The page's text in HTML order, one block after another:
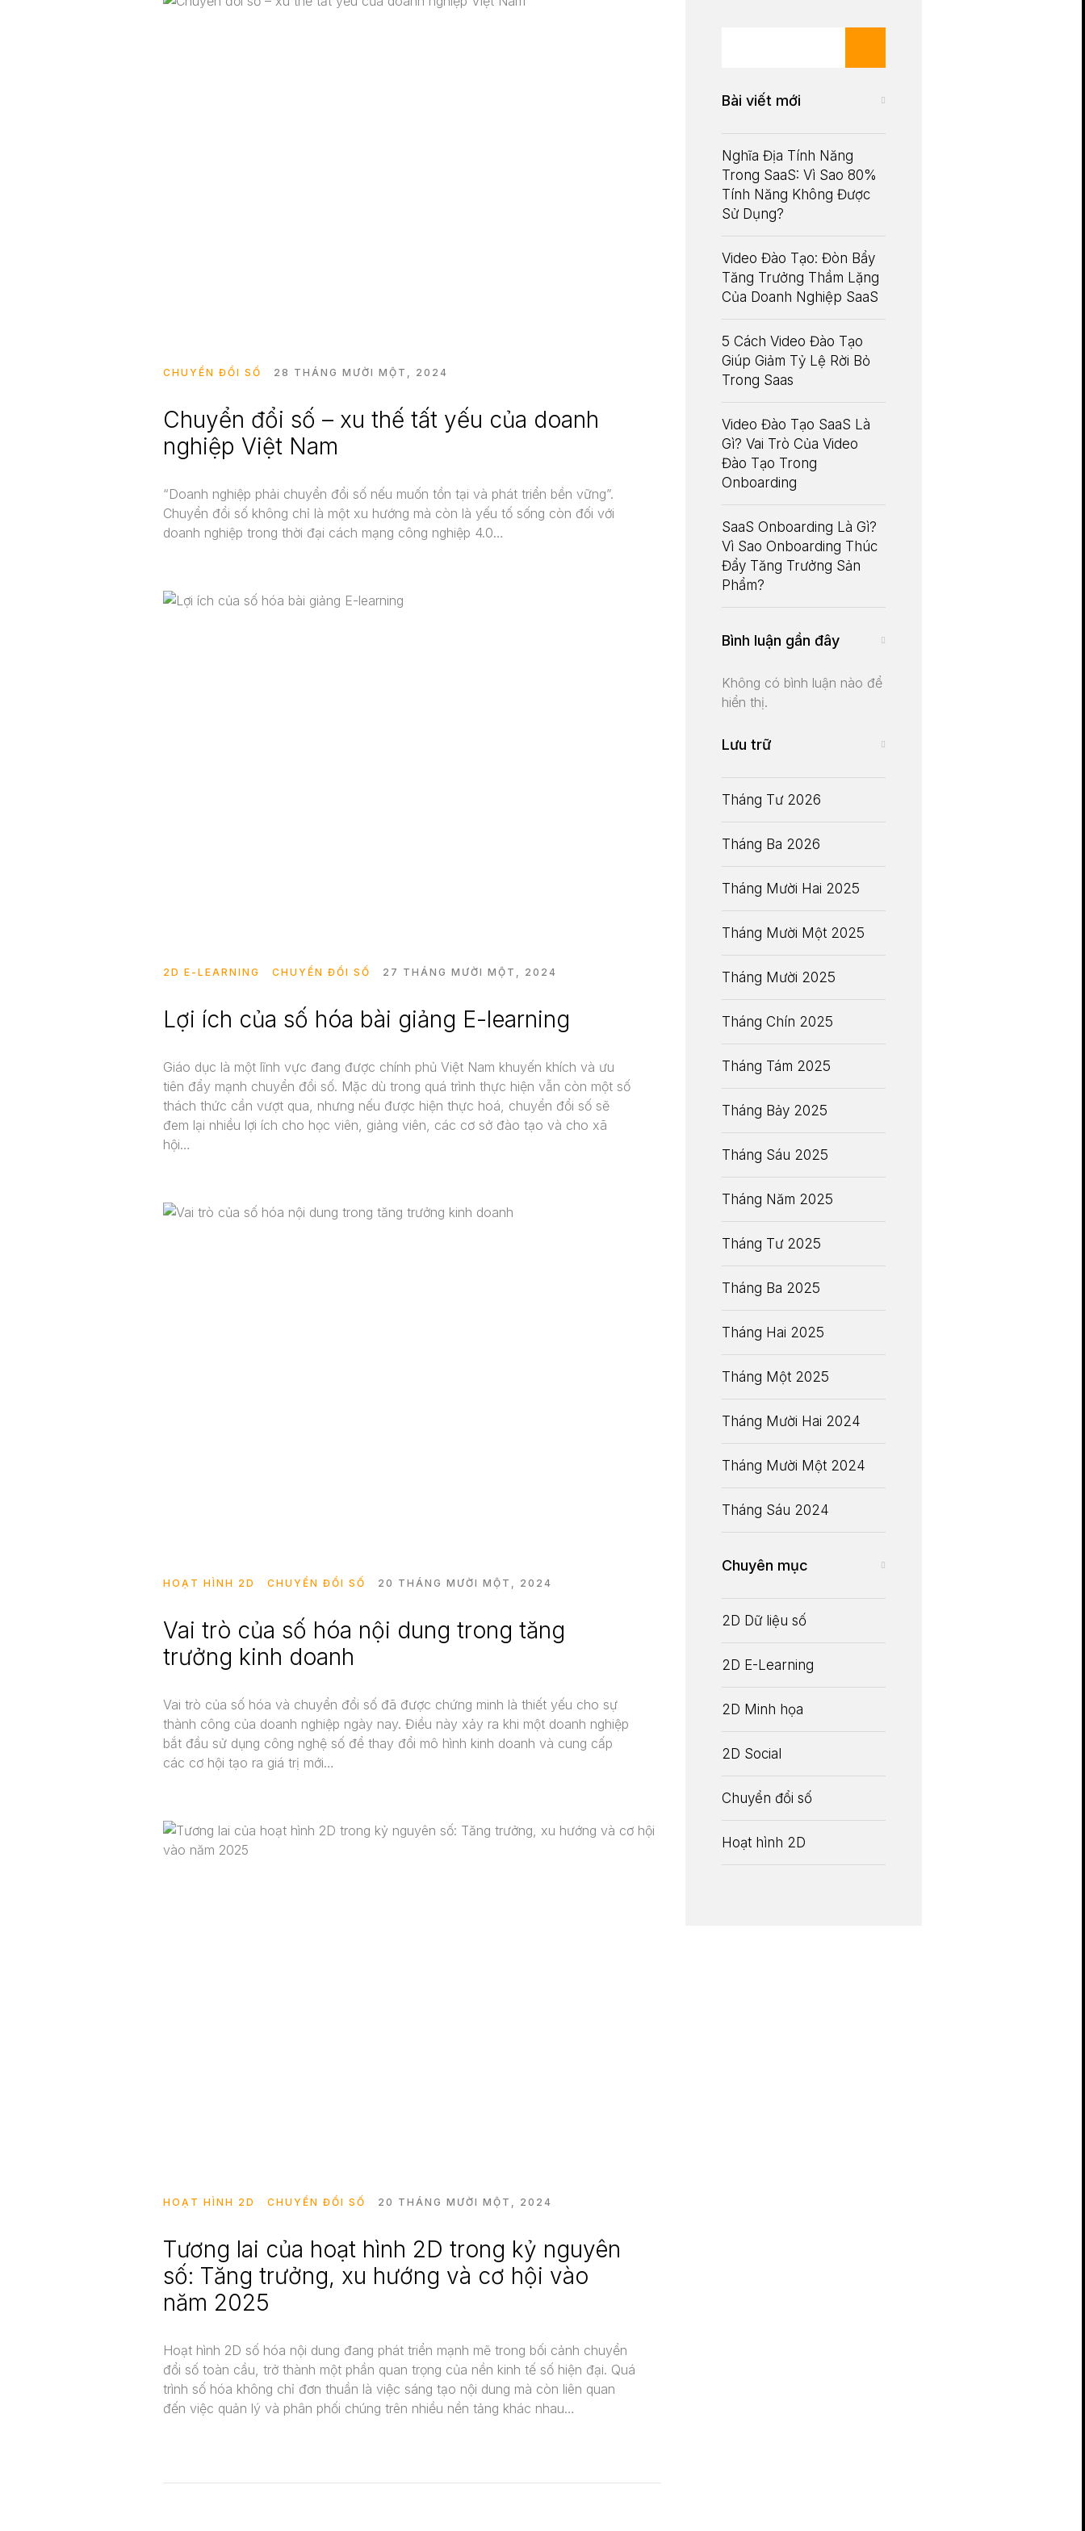
CHUYỂN ĐỔI SỐ 28 THÁNG MƯỜI MỘT, 2024
Chuyển đổi số – xu thế tất yếu của doanh
nghiệp Việt Nam
“Doanh nghiệp phải chuyển đổi số nếu muốn tồn tại và phát triển bền vững”.
Chuyển đổi số không chỉ là một xu hướng mà còn là yếu tố sống còn đối với
doanh nghiệp trong thời đại cách mạng công nghiệp 4.0…
2D E-LEARNING CHUYỂN ĐỔI SỐ 27 THÁNG MƯỜI MỘT, 2024
Lợi ích của số hóa bài giảng E-learning
Giáo dục là một lĩnh vực đang được chính phủ Việt Nam khuyến khích và ưu
tiên đẩy mạnh chuyển đổi số. Mặc dù trong quá trình thực hiện vẫn còn một số
thách thức cần vượt qua, nhưng nếu được hiện thực hoá, chuyển đổi số sẽ
đem lại nhiều lợi ích cho học viên, giảng viên, các cơ sở đào tạo và cho xã
hội…
HOẠT HÌNH 2D CHUYỂN ĐỔI SỐ 20 THÁNG MƯỜI MỘT, 2024
Vai trò của số hóa nội dung trong tăng
trưởng kinh doanh
Vai trò của số hóa và chuyển đổi số đã được chứng minh là thiết yếu cho sự
thành công của doanh nghiệp ngày nay. Điều này xảy ra khi một doanh nghiệp
bắt đầu sử dụng công nghệ số để thay đổi mô hình kinh doanh và cung cấp
các cơ hội tạo ra giá trị mới…
HOẠT HÌNH 2D CHUYỂN ĐỔI SỐ 20 THÁNG MƯỜI MỘT, 2024
Tương lai của hoạt hình 2D trong kỷ nguyên
số: Tăng trưởng, xu hướng và cơ hội vào
năm 2025
Hoạt hình 2D số hóa nội dung đang phát triển mạnh mẽ trong bối cảnh chuyển
đổi số toàn cầu, trở thành một phần quan trọng của nền kinh tế số hiện đại. Quá
trình số hóa không chỉ đơn thuần là việc sáng tạo nội dung mà còn liên quan
đến việc quản lý và phân phối chúng trên nhiều nền tảng khác nhau…
Bài viết mới
Nghĩa Địa Tính Năng
Trong SaaS: Vì Sao 80%
Tính Năng Không Được
Sử Dụng?
Video Đào Tạo: Đòn Bẩy
Tăng Trưởng Thầm Lặng
Của Doanh Nghiệp SaaS
5 Cách Video Đào Tạo
Giúp Giảm Tỷ Lệ Rời Bỏ
Trong Saas
Video Đào Tạo SaaS Là
Gì? Vai Trò Của Video
Đào Tạo Trong
Onboarding
SaaS Onboarding Là Gì?
Vì Sao Onboarding Thúc
Đẩy Tăng Trưởng Sản
Phẩm?
Bình luận gần đây
Không có bình luận nào để
hiển thị.
Lưu trữ
Tháng Tư 2026
Tháng Ba 2026
Tháng Mười Hai 2025
Tháng Mười Một 2025
Tháng Mười 2025
Tháng Chín 2025
Tháng Tám 2025
Tháng Bảy 2025
Tháng Sáu 2025
Tháng Năm 2025
Tháng Tư 2025
Tháng Ba 2025
Tháng Hai 2025
Tháng Một 2025
Tháng Mười Hai 2024
Tháng Mười Một 2024
Tháng Sáu 2024
Chuyên mục
2D Dữ liệu số
2D E-Learning
2D Minh họa
2D Social
Chuyển đổi số
Hoạt hình 2D